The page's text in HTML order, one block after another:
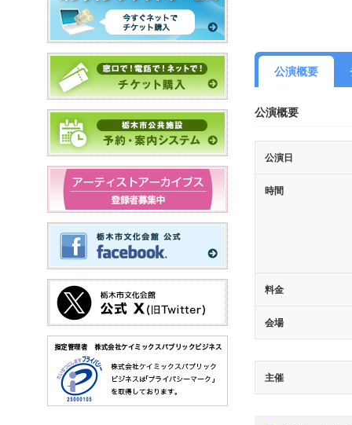
公演概要
公演概要
公演日
時間
料金
会場
主催